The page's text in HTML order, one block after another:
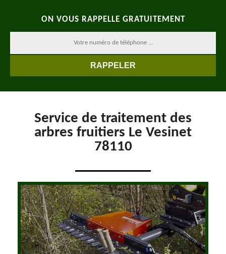
ON VOUS RAPPELLE GRATUITEMENT
Service de traitement des
arbres fruitiers Le Vesinet
78110